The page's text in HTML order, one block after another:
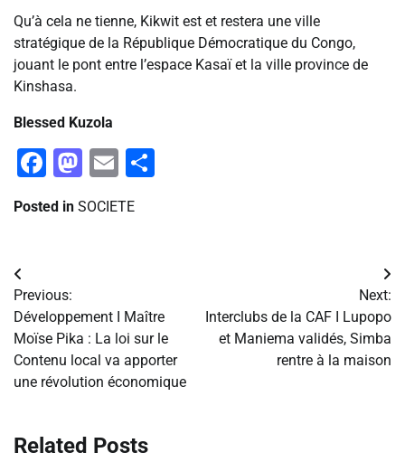
Qu’à cela ne tienne, Kikwit est et restera une ville
stratégique de la République Démocratique du Congo,
jouant le pont entre l’espace Kasaï et la ville province de
Kinshasa.
Blessed Kuzola
Facebook
Mastodon
Email
Posted in SOCIETE
Navigation
de
l’article
Previous:
Développement I Maître
Moïse Pika : La loi sur le
Contenu local va apporter
une révolution économique
Next:
Interclubs de la CAF I Lupopo
et Maniema validés, Simba
rentre à la maison
Related Posts